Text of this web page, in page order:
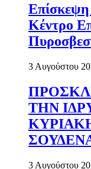
Κέντρο
3 Αυγούστου
ΤΗΝ
3 Αυγούστου